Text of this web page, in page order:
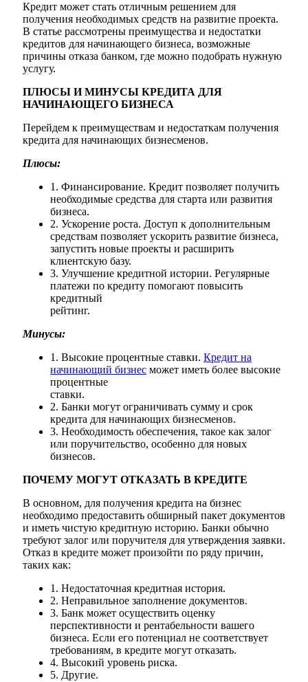
Кредит может стать отличным решением для
получения необходимых средств на развитие проекта.
В статье рассмотрены преимущества и недостатки
кредитов для начинающего бизнеса, возможные
причины отказа банком, где можно подобрать нужную
услугу.
ПЛЮСЫ И МИНУСЫ КРЕДИТА ДЛЯ
НАЧИНАЮЩЕГО БИЗНЕСА
Перейдем к преимуществам и недостаткам получения
кредита для начинающих бизнесменов.
Плюсы:
1. Финансирование. Кредит позволяет получить
необходимые средства для старта или развития
бизнеса.
2. Ускорение роста. Доступ к дополнительным
средствам позволяет ускорить развитие бизнеса,
запустить новые проекты и расширить
клиентскую базу.
3. Улучшение кредитной истории. Регулярные
платежи по кредиту помогают повысить
кредитный
рейтинг.
Минусы:
1. Высокие процентные ставки. Кредит на
начинающий бизнес может иметь более высокие
процентные
ставки.
2. Банки могут ограничивать сумму и срок
кредита для начинающих бизнесменов.
3. Необходимость обеспечения, такое как залог
или поручительство, особенно для новых
бизнесов.
ПОЧЕМУ МОГУТ ОТКАЗАТЬ В КРЕДИТЕ
В основном, для получения кредита на бизнес
необходимо предоставить обширный пакет документов
и иметь чистую кредитную историю. Банки обычно
требуют залог или поручителя для утверждения заявки.
Отказ в кредите может произойти по ряду причин,
таких как:
1. Недостаточная кредитная история.
2. Неправильное заполнение документов.
3. Банк может осуществить оценку
перспективности и рентабельности вашего
бизнеса. Если его потенциал не соответствует
требованиям, в кредите могут отказать.
4. Высокий уровень риска.
5. Другие.